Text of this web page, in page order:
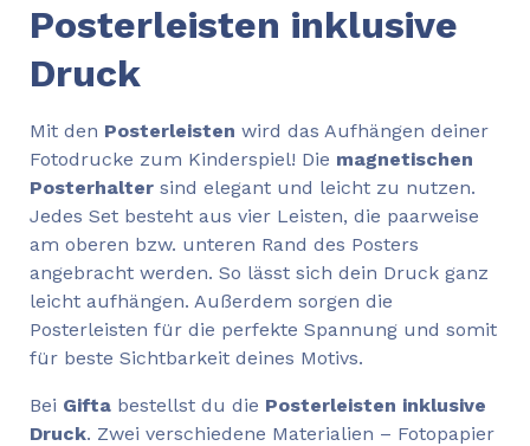
Posterleisten inklusive
Druck
Mit den Posterleisten wird das Aufhängen deiner
Fotodrucke zum Kinderspiel! Die magnetischen
Posterhalter sind elegant und leicht zu nutzen.
Jedes Set besteht aus vier Leisten, die paarweise
am oberen bzw. unteren Rand des Posters
angebracht werden. So lässt sich dein Druck ganz
leicht aufhängen. Außerdem sorgen die
Posterleisten für die perfekte Spannung und somit
für beste Sichtbarkeit deines Motivs.
Bei Gifta bestellst du die Posterleisten inklusive
Druck. Zwei verschiedene Materialien – Fotopapier